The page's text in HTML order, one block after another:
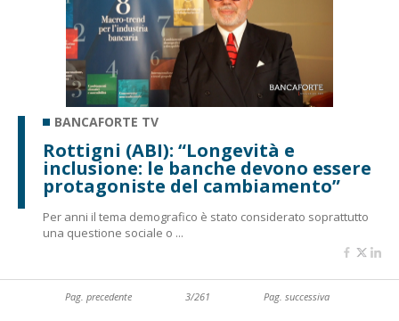
BANCAFORTE TV
Rottigni (ABI): “Longevità e
inclusione: le banche devono essere
protagoniste del cambiamento”
Per anni il tema demografico è stato considerato soprattutto
una questione sociale o ...
Pag. precedente 3/261 Pag. successiva